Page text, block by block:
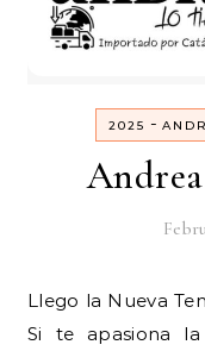
2025 -
Llego la Nueva Temporada Andrea Primavera 2025
Si te apasiona